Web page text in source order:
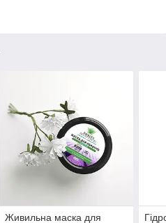
Живильна маска для